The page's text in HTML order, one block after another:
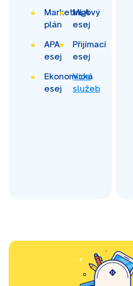
Marketingový
plán
MLA
esej
APA
esej
Přijímací
esej
Ekonomická
esej
Více
služeb